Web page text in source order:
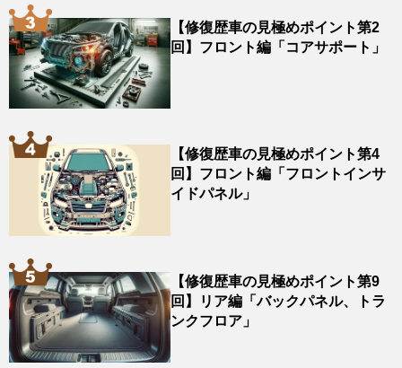
【修復歴車の見極めポイント第2
回】フロント編「コアサポート」
【修復歴車の見極めポイント第4
回】フロント編「フロントインサ
イドパネル」
【修復歴車の見極めポイント第9
回】リア編「バックパネル、トラ
ンクフロア」